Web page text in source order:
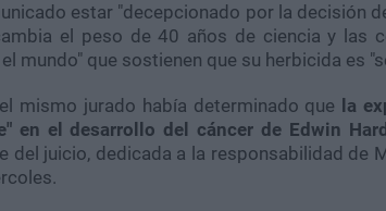
estar "decepcionado por la decisión
el peso de 40 años de ciencia y las
mundo" que sostienen que su herbicida es
mismo jurado había determinado que
la
en el desarrollo del cáncer de Edwin
del juicio, dedicada a la responsabilidad de